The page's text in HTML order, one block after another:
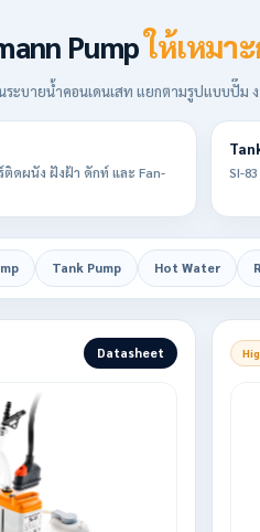
Pumpให้เหมา
ระบายน้ำคอนเดนเสท แยกตามรูปแบบปั๊
ติดผนัง ฝังฝ้า ดักท์ และ Fan-
SI-
Tank Pump Hot Water
Datasheet